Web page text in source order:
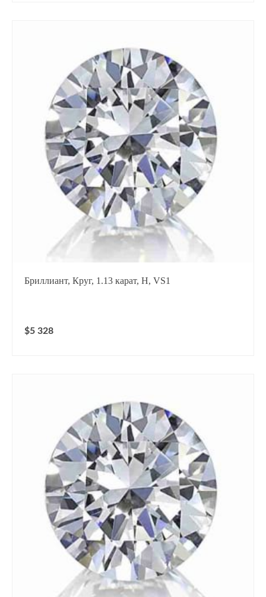
Бриллиант, Круг, 1.13 карат, H, VS1
$5 328